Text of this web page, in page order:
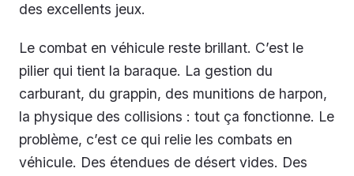
des excellents jeux.
Le combat en véhicule reste brillant. C’est le
pilier qui tient la baraque. La gestion du
carburant, du grappin, des munitions de harpon,
la physique des collisions : tout ça fonctionne. Le
problème, c’est ce qui relie les combats en
véhicule. Des étendues de désert vides. Des